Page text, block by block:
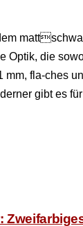
Optik, die
fla-ches
gibt es